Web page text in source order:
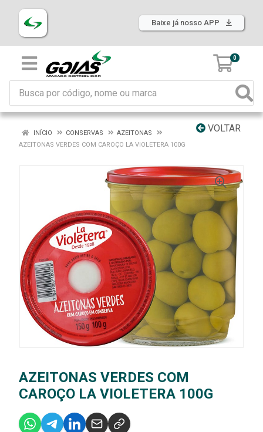
Baixe já nosso APP
0
VOLTAR
INÍCIO CONSERVAS
AZEITONAS
AZEITONAS VERDES COM CAROÇO LA VIOLETERA 100G
AZEITONAS VERDES COM
CAROÇO LA VIOLETERA 100G